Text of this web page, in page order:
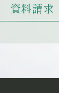
資料請求